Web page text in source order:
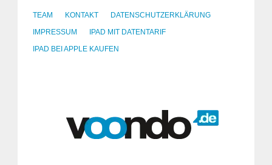
TEAM KONTAKT
DATENSCHUTZERKLÄRUNG
IMPRESSUM
IPAD MIT DATENTARIF
IPAD BEI APPLE KAUFEN